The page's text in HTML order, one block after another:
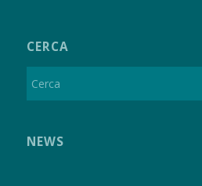
CERCA
NEWS